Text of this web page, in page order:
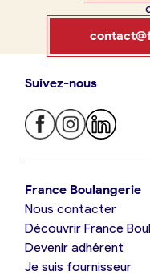
Je trouve ma
Je suis boulanger
Je découvre
Je référence
ma
09 86
Suivez-nous
France Boulangerie
Nous contacter
Découvrir France
Devenir adhérent
Je suis fournisseur